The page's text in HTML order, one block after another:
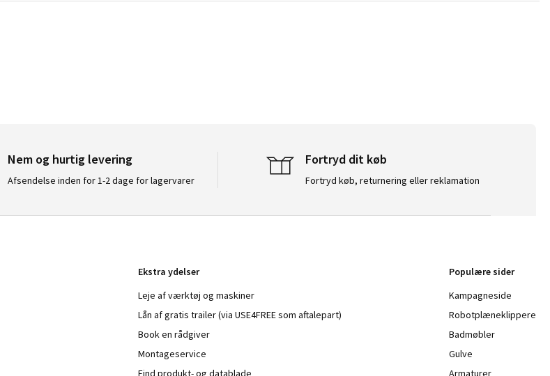
Nem og hurtig levering
Afsendelse inden for 1-2 dage for lagervarer
Fortryd dit køb
Fortryd køb, returnering eller reklamation
Ekstra ydelser
Leje af værktøj og maskiner
Lån af gratis trailer (via USE4FREE som aftalepart)
Book en rådgiver
Montageservice
Find produkt- og datablade
Populære sider
Kampagneside
Robotplæneklippere
Badmøbler
Gulve
Armaturer